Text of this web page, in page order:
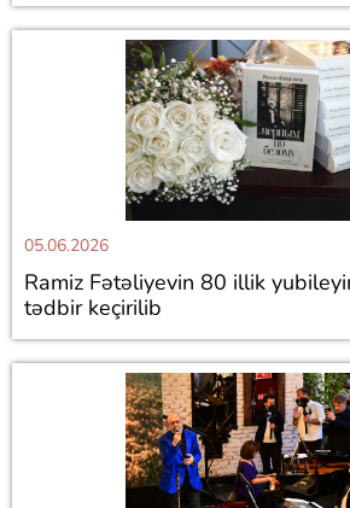
05.06.2026
Ramiz Fətəliyevin 80 illik
tədbir keçirilib